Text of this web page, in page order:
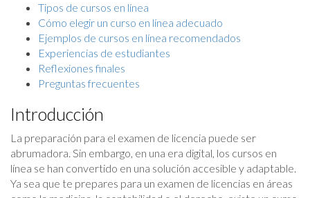
Tipos de cursos en línea
Cómo elegir un curso en línea adecuado
Ejemplos de cursos en línea recomendados
Experiencias de estudiantes
Reflexiones finales
Preguntas frecuentes
Introducción
La preparación para el examen de licencia puede ser
abrumadora. Sin embargo, en una era digital, los cursos en
línea se han convertido en una solución accesible y adaptable.
Ya sea que te prepares para un examen de licencias en áreas